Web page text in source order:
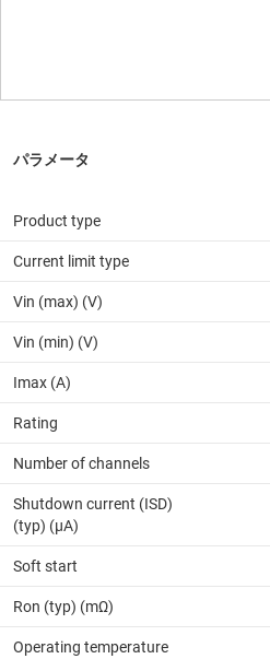
Product type
Current limit type
Vin (max) (V)
Vin (min) (V)
Imax (A)
Rating
Number of channels
Shutdown current (ISD)
(typ) (µA)
Soft start
Ron (typ) (mΩ)
Operating temperature